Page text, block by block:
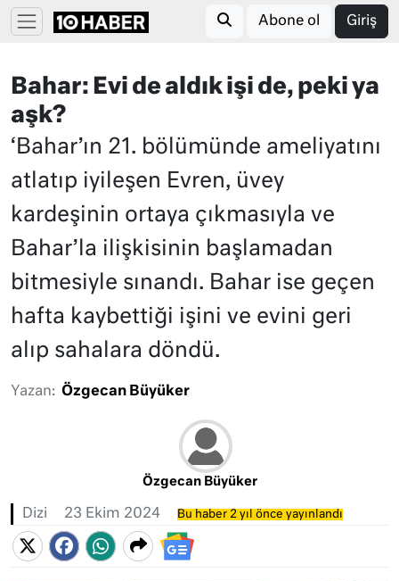
Abone ol Giriş
Bahar: Evi de aldık işi de, peki ya
aşk?
‘Bahar’ın 21. bölümünde ameliyatını
atlatıp iyileşen Evren, üvey
kardeşinin ortaya çıkmasıyla ve
Bahar’la ilişkisinin başlamadan
bitmesiyle sınandı. Bahar ise geçen
hafta kaybettiği işini ve evini geri
alıp sahalara döndü.
Yazan: Özgecan Büyüker
Özgecan Büyüker
Dizi 23 Ekim 2024 Bu haber 2 yıl önce yayınlandı